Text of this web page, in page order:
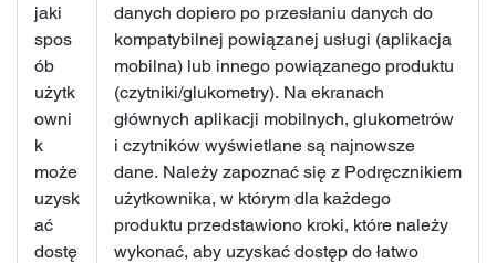
jaki
spos
ób
użytk
owni
k
może
uzysk
ać
dostę
danych dopiero po przesłaniu danych do
kompatybilnej powiązanej usługi (aplikacja
mobilna) lub innego powiązanego produktu
(czytniki/glukometry). Na ekranach
głównych aplikacji mobilnych, glukometrów
i czytników wyświetlane są najnowsze
dane. Należy zapoznać się z Podręcznikiem
użytkownika, w którym dla każdego
produktu przedstawiono kroki, które należy
wykonać, aby uzyskać dostęp do łatwo